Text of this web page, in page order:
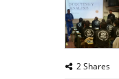
2 Shares